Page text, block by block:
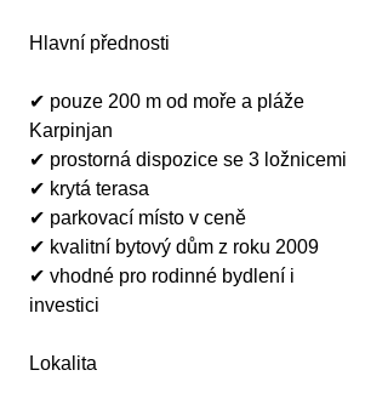
Hlavní přednosti
✔ pouze 200 m od moře a pláže
Karpinjan
✔ prostorná dispozice se 3 ložnicemi
✔ krytá terasa
✔ parkovací místo v ceně
✔ kvalitní bytový dům z roku 2009
✔ vhodné pro rodinné bydlení i
investici
Lokalita